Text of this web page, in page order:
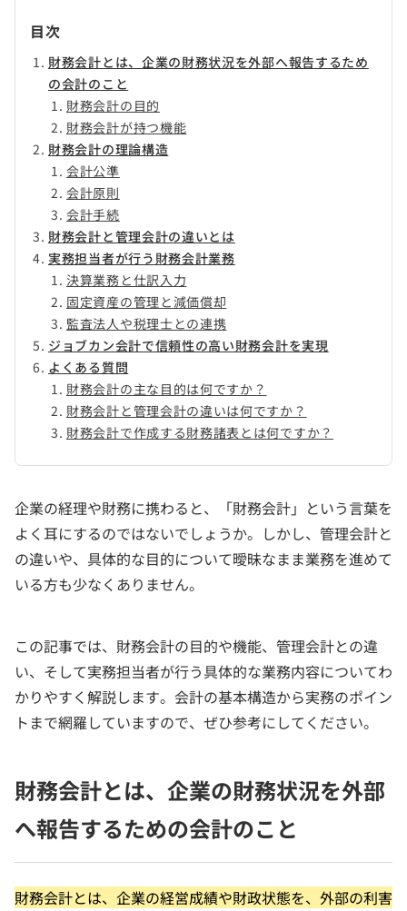
目次
財務会計とは、企業の財務状況を外部へ報告するため
の会計のこと
財務会計の目的
財務会計が持つ機能
財務会計の理論構造
会計公準
会計原則
会計手続
財務会計と管理会計の違いとは
実務担当者が行う財務会計業務
決算業務と仕訳入力
固定資産の管理と減価償却
監査法人や税理士との連携
ジョブカン会計で信頼性の高い財務会計を実現
よくある質問
財務会計の主な目的は何ですか？
財務会計と管理会計の違いは何ですか？
財務会計で作成する財務諸表とは何ですか？
企業の経理や財務に携わると、「財務会計」という言葉を
よく耳にするのではないでしょうか。しかし、管理会計と
の違いや、具体的な目的について曖昧なまま業務を進めて
いる方も少なくありません。
この記事では、財務会計の目的や機能、管理会計との違
い、そして実務担当者が行う具体的な業務内容についてわ
かりやすく解説します。会計の基本構造から実務のポイン
トまで網羅していますので、ぜひ参考にしてください。
財務会計とは、企業の財務状況を外部
へ報告するための会計のこと
財務会計とは、企業の経営成績や財政状態を、外部の利害